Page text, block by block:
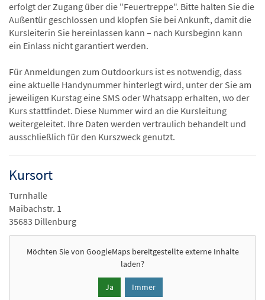
erfolgt der Zugang über die "Feuertreppe". Bitte halten Sie die
Außentür geschlossen und klopfen Sie bei Ankunft, damit die
Kursleiterin Sie hereinlassen kann – nach Kursbeginn kann
ein Einlass nicht garantiert werden.
Für Anmeldungen zum Outdoorkurs ist es notwendig, dass
eine aktuelle Handynummer hinterlegt wird, unter der Sie am
jeweiligen Kurstag eine SMS oder Whatsapp erhalten, wo der
Kurs stattfindet. Diese Nummer wird an die Kursleitung
weitergeleitet. Ihre Daten werden vertraulich behandelt und
ausschließlich für den Kurszweck genutzt.
Kursort
Turnhalle
Maibachstr. 1
35683 Dillenburg
Möchten Sie von GoogleMapsbereitgestellte externe Inhalte
laden?
Ja Immer